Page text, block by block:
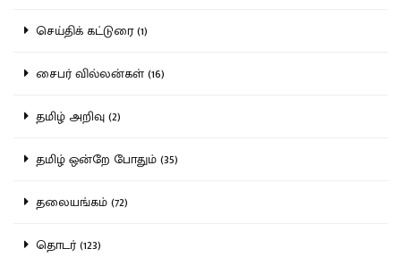
செய்திக் கட்டுரை (1)
சைபர் வில்லன்கள் (16)
தமிழ் அறிவு (2)
தமிழ் ஒன்றே போதும் (35)
தலையங்கம் (72)
தொடர் (123)